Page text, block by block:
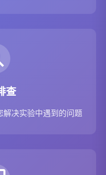
查
解决实验中遇到的问题